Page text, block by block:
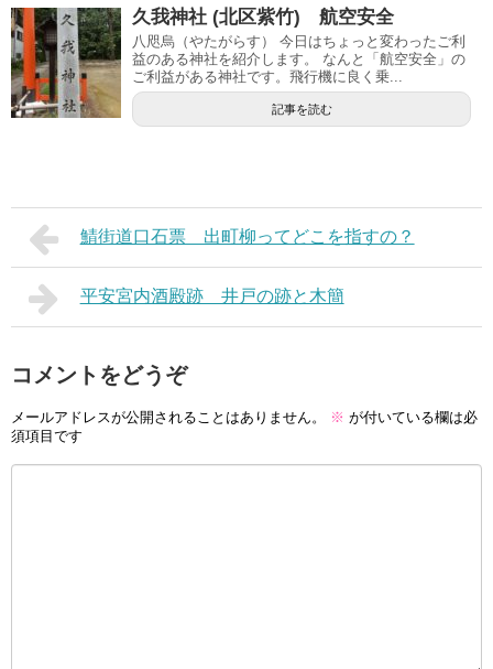
久我神社 (北区紫竹) 航空安全
八咫烏（やたがらす） 今日はちょっと変わったご利
益のある神社を紹介します。 なんと「航空安全」の
ご利益がある神社です。飛行機に良く乗...
記事を読む
鯖街道口石票 出町柳ってどこを指すの？
平安宮内酒殿跡 井戸の跡と木簡
コメントをどうぞ
メールアドレスが公開されることはありません。 ※ が付いている欄は必
須項目です